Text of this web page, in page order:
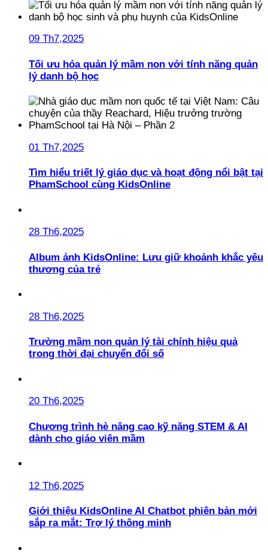
09 Th7,2025
Tối ưu hóa quản lý mầm non với tính năng quản
lý danh bộ học
01 Th7,2025
Tìm hiểu triết lý giáo dục và hoạt động nổi bật tại
PhamSchool cùng KidsOnline
28 Th6,2025
Album ảnh KidsOnline: Lưu giữ khoảnh khắc yêu
thương của trẻ
28 Th6,2025
Trường mầm non quản lý tài chính hiệu quả
trong thời đại chuyển đổi số
20 Th6,2025
Chương trình hè nâng cao kỹ năng STEM & AI
dành cho giáo viên mầm
12 Th6,2025
Giới thiệu KidsOnline AI Chatbot phiên bản mới
sắp ra mắt: Trợ lý thông minh